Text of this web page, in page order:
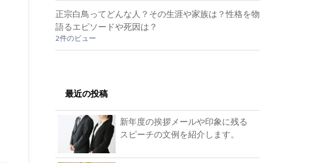
正宗白鳥ってどんな人？その生涯や家族は？性格を物
語るエピソードや死因は？
2件のビュー
最近の投稿
新年度の挨拶メールや印象に残る
スピーチの文例を紹介します。